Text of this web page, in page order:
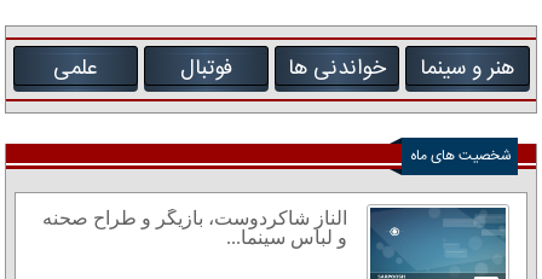
هنر و سینما خواندنی ها فوتبال علمی
شخصیت های ماه
الناز شاکردوست، بازیگر و طراح صحنه
و لباس سینما...